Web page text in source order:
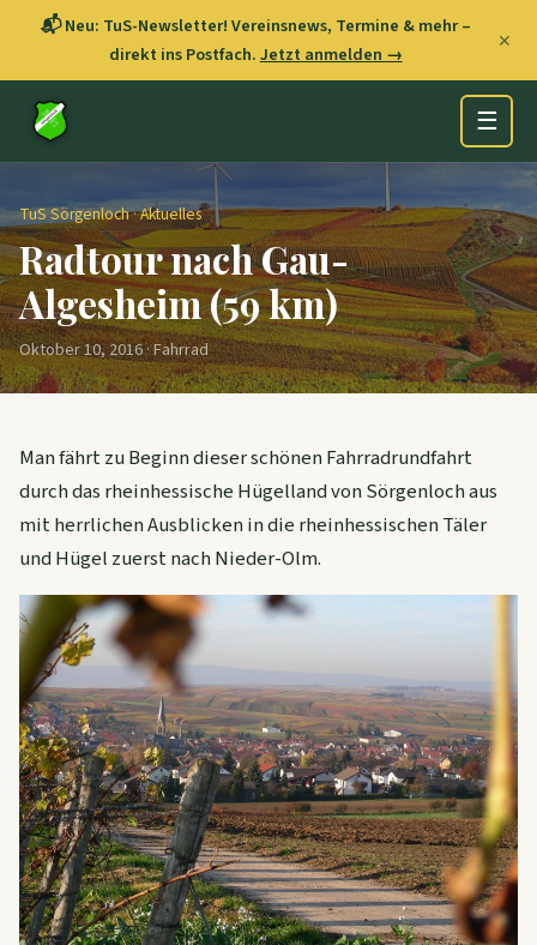
📬 Neu: TuS-Newsletter! Vereinsnews, Termine & mehr –
direkt ins Postfach.Jetzt anmelden →
✕
☰
TuS Sörgenloch·Aktuelles
Radtour nach Gau-
Algesheim (59 km)
Oktober 10, 2016 · Fahrrad
Man fährt zu Beginn dieser schönen Fahrradrundfahrt
durch das rheinhessische Hügelland von Sörgenloch aus
mit herrlichen Ausblicken in die rheinhessischen Täler
und Hügel zuerst nach Nieder-Olm.